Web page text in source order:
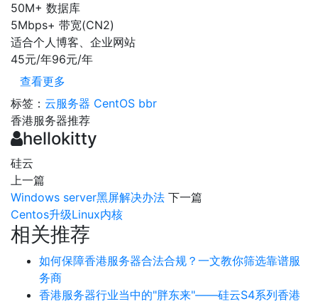
50M+ 数据库
5Mbps+ 带宽(CN2)
适合个人博客、企业网站
45元/年96元/年
查看更多
标签： 云服务器 CentOS bbr
香港服务器推荐
hellokitty
硅云
上一篇
Windows server黑屏解决办法 下一篇
Centos升级Linux内核
相关推荐
如何保障香港服务器合法合规？一文教你筛选靠谱服
务商
香港服务器行业当中的"胖东来"——硅云S4系列香港